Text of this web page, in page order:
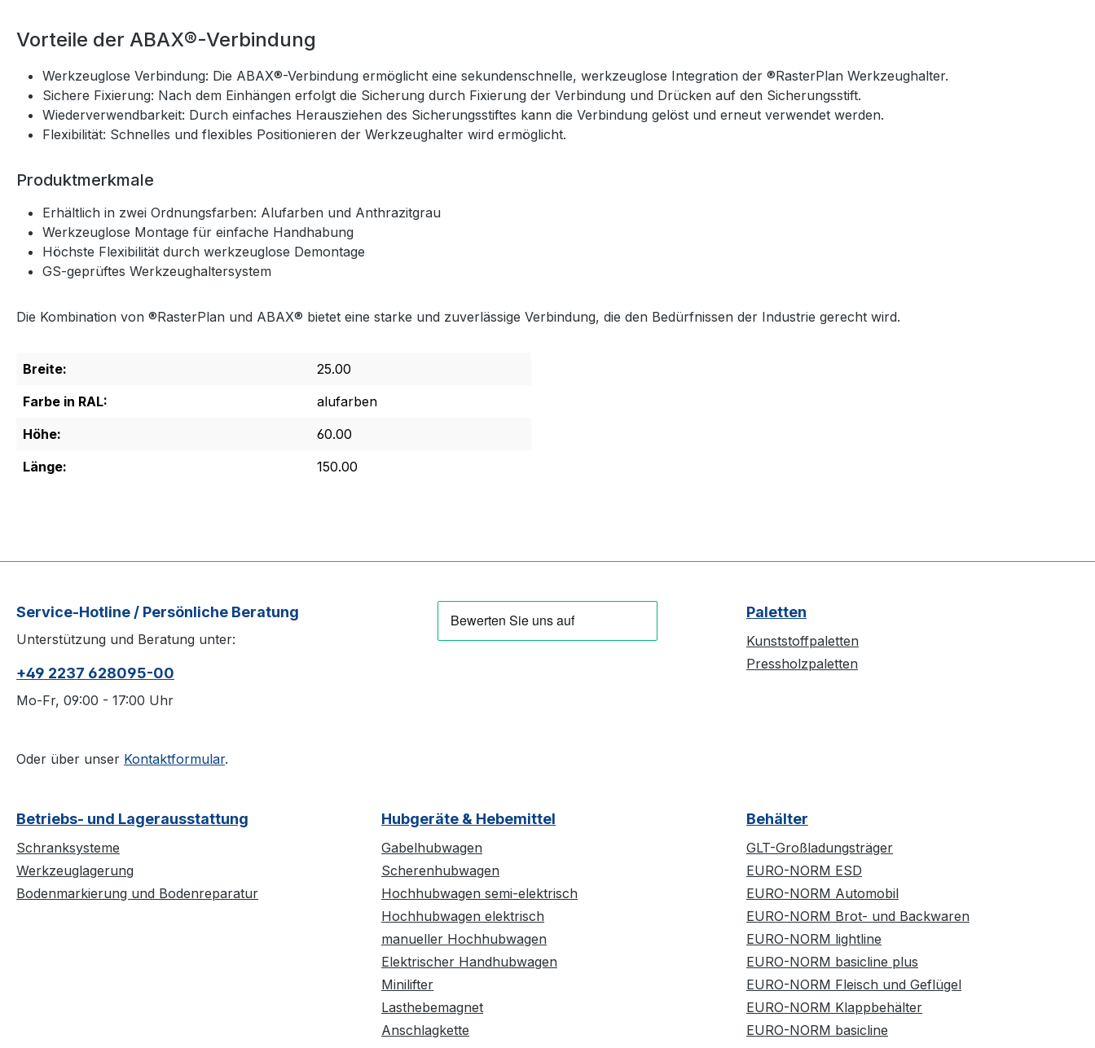
Vorteile der ABAX®-Verbindung
Werkzeuglose Verbindung: Die ABAX®-Verbindung ermöglicht eine sekundenschnelle, werkzeuglose Integration der ®RasterPlan Werkzeughalter.
Sichere Fixierung: Nach dem Einhängen erfolgt die Sicherung durch Fixierung der Verbindung und Drücken auf den Sicherungsstift.
Wiederverwendbarkeit: Durch einfaches Herausziehen des Sicherungsstiftes kann die Verbindung gelöst und erneut verwendet werden.
Flexibilität: Schnelles und flexibles Positionieren der Werkzeughalter wird ermöglicht.
Produktmerkmale
Erhältlich in zwei Ordnungsfarben: Alufarben und Anthrazitgrau
Werkzeuglose Montage für einfache Handhabung
Höchste Flexibilität durch werkzeuglose Demontage
GS-geprüftes Werkzeughaltersystem
Die Kombination von ®RasterPlan und ABAX® bietet eine starke und zuverlässige Verbindung, die den Bedürfnissen der Industrie gerecht wird.
Breite:
25.00
Farbe in RAL:
alufarben
Höhe:
60.00
Länge:
150.00
Service-Hotline / Persönliche Beratung
Unterstützung und Beratung unter:
+49 2237 628095-00
Mo-Fr, 09:00 - 17:00 Uhr
Oder über unser Kontaktformular.
Paletten
Kunststoffpaletten
Pressholzpaletten
Betriebs- und Lagerausstattung
Schranksysteme
Werkzeuglagerung
Bodenmarkierung und Bodenreparatur
Hubgeräte & Hebemittel
Gabelhubwagen
Scherenhubwagen
Hochhubwagen semi-elektrisch
Hochhubwagen elektrisch
manueller Hochhubwagen
Elektrischer Handhubwagen
Minilifter
Lasthebemagnet
Anschlagkette
Behälter
GLT-Großladungsträger
EURO-NORM ESD
EURO-NORM Automobil
EURO-NORM Brot- und Backwaren
EURO-NORM lightline
EURO-NORM basicline plus
EURO-NORM Fleisch und Geflügel
EURO-NORM Klappbehälter
EURO-NORM basicline